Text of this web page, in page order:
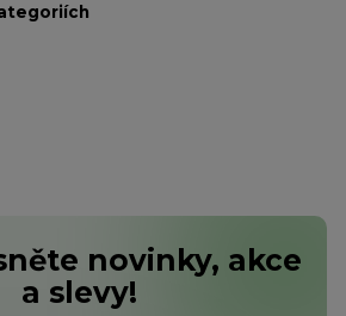
novinky, akce
a slevy!